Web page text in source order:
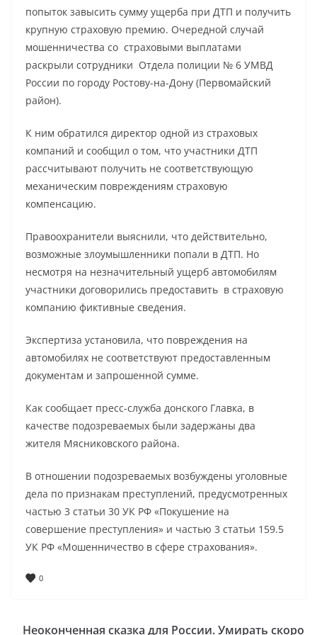
попыток завысить сумму ущерба при ДТП и получить
крупную страховую премию. Очередной случай
мошенничества со страховыми выплатами
раскрыли сотрудники Отдела полиции № 6 УМВД
России по городу Ростову-на-Дону (Первомайский
район).
К ним обратился директор одной из страховых
компаний и сообщил о том, что участники ДТП
рассчитывают получить не соответствующую
механическим повреждениям страховую
компенсацию.
Правоохранители выяснили, что действительно,
возможные злоумышленники попали в ДТП. Но
несмотря на незначительный ущерб автомобилям
участники договорились предоставить в страховую
компанию фиктивные сведения.
Экспертиза установила, что повреждения на
автомобилях не соответствуют предоставленным
документам и запрошенной сумме.
Как сообщает пресс-служба донского Главка, в
качестве подозреваемых были задержаны два
жителя Мясниковского района.
В отношении подозреваемых возбуждены уголовные
дела по признакам преступлений, предусмотренных
частью 3 статьи 30 УК РФ «Покушение на
совершение преступления» и частью 3 статьи 159.5
УК РФ «Мошенничество в сфере страхования».
0
Неоконченная сказка для России. Умирать скоро